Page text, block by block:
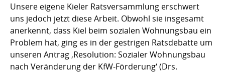
Unsere eigene Kieler Ratsversammlung erschwert
uns jedoch jetzt diese Arbeit. Obwohl sie insgesamt
anerkennt, dass Kiel beim sozialen Wohnungsbau ein
Problem hat, ging es in der gestrigen Ratsdebatte um
unseren Antrag ‚Resolution: Sozialer Wohnungsbau
nach Veränderung der KfW-Förderung‘ (Drs.